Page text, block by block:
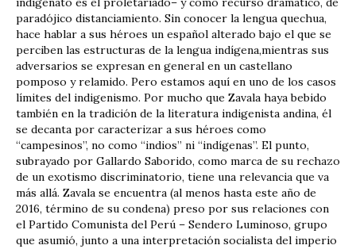
paradójico distanciamiento. Sin conocer la lengua quechua,
hace hablar a sus héroes un español alterado bajo el que se
perciben las estructuras de la lengua indígena,mientras sus
adversarios se expresan en general en un castellano
pomposo y relamido. Pero estamos aquí en uno de los casos
límites del indigenismo. Por mucho que Zavala haya bebido
también en la tradición de la literatura indigenista andina, él
se decanta por caracterizar a sus héroes como
“campesinos”, no como “indios” ni “indígenas”. El punto,
subrayado por Gallardo Saborido, como marca de su rechazo
de un exotismo discriminatorio, tiene una relevancia que va
más allá. Zavala se encuentra (al menos hasta este año de
2016, término de su condena) preso por sus relaciones con
el Partido Comunista del Perú – Sendero Luminoso, grupo
que asumió, junto a una interpretación socialista del imperio